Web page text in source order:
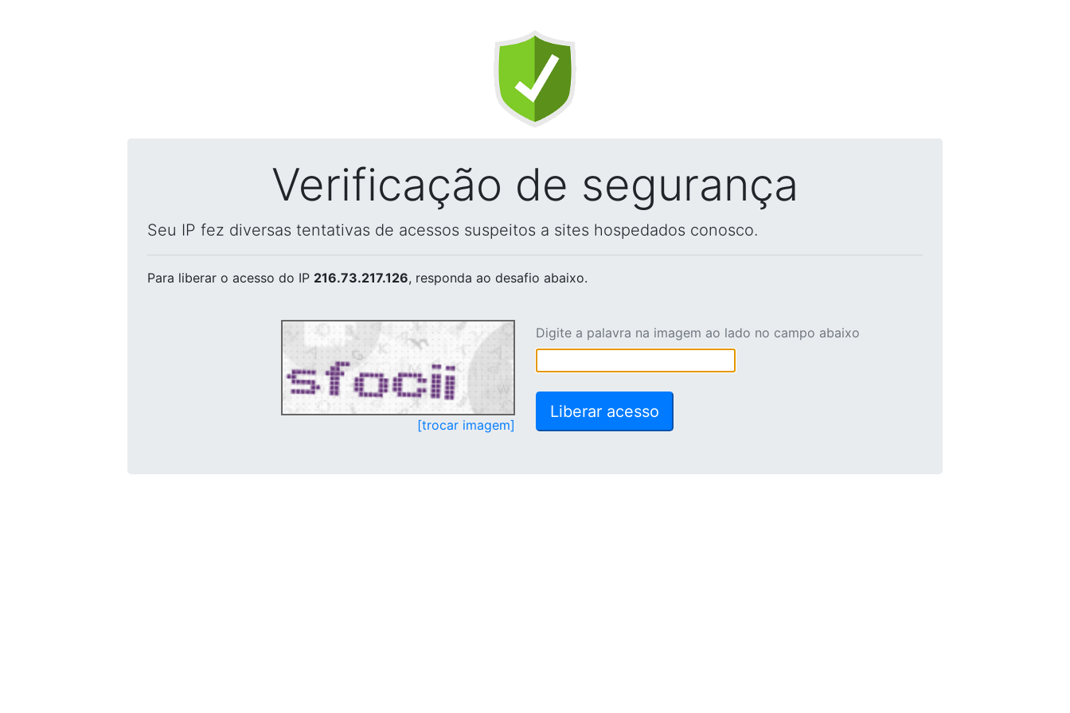
Verificação de segurança
Seu IP fez diversas tentativas de acessos suspeitos a sites hospedados conosco.
Para liberar o acesso do IP 216.73.217.126, responda ao desafio abaixo.
[trocar imagem]
Digite a palavra na imagem ao lado no campo abaixo